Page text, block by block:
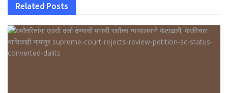
Related Posts